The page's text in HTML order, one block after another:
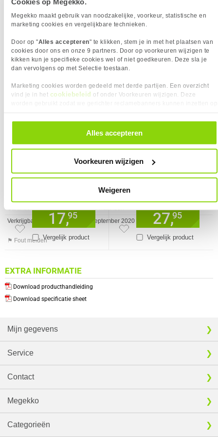
Megekko maakt gebruik van noodzakelijke, voorkeur, statistische en
marketing cookies en vergelijkbare technieken.
Door op "Alles accepteren" te klikken, stem je in met het plaatsen van
cookies door ons en onze 9 partners. Door op voorkeuren wijzigen te
kikken kun je specifieke cookies wel of niet goedkeuren. Deze sla je
dan vervolgens op met Selectie toestaan.
Marketing cookies worden gedeeld met derde partijen. Een overzicht
vind je in het cookiebeleid of onder Voorkeuren wijzigen. Deze
alle cookies. Je kunt je gegeven toestemming altijd intrekken, dit doe je
door in de footer van onze website te klikken op ‘Cookievoorkeuren’
Alles accepteren
Voorkeuren wijzigen
Weigeren
EAN
8717371448295
Vendorcode
NSLS085GREY
Garantie
60 maanden
Eigenschap Waarde
Breedte instelbereik
0 - 223 mm
Montage
Standaard
Montagewijze
Bureau
Verstelbaar
✓︎
PRESTATIE
Waarde
TECHNISCHE DETAILS
Eigenschap Waarde
Aantal hoogte posities
6
Netto gewicht pakket
400 g
✓︎
PRODUCT INFORMATIE
8717371448295
Vendorcode
Neomounts
Garantie
60 maanden
Verkrijgbaar sinds
September 2020
⚑ Fout melden
EXTRA INFORMATIE
Download producthandleiding
Download specificatie sheet
VERGELIJKBARE PRODUCTEN
Fellowes 8212001 17" Zwart, Grijs
notebooksteun & -standaard
Vergelijk product
17,95
Kensington SmartFit® Easy Riser
laptopstandaard met koeling
Vergelijk product
27,95
Mijn gegevens
Service
Contact
Megekko
Categorieën